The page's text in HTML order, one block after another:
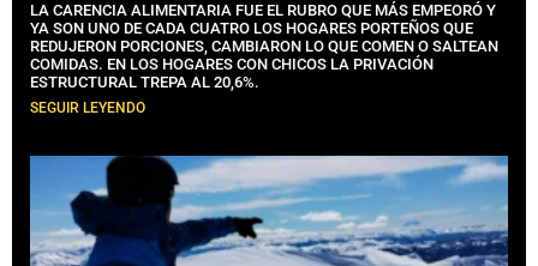
LA CARENCIA ALIMENTARIA FUE EL RUBRO QUE MÁS EMPEORÓ Y
YA SON UNO DE CADA CUATRO LOS HOGARES PORTEÑOS QUE
REDUJERON PORCIONES, CAMBIARON LO QUE COMEN O SALTEAN
COMIDAS. EN LOS HOGARES CON CHICOS LA PRIVACIÓN
ESTRUCTURAL TREPA AL 20,6%.
SEGUIR LEYENDO